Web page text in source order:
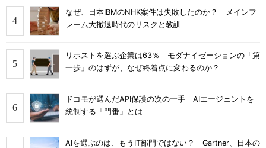
なぜ、日本IBMのNHK案件は失敗したのか？ メインフ
レーム大撤退時代のリスクと教訓
リホストを選ぶ企業は63％ モダナイゼーションの「第
一歩」のはずが、なぜ終着点に変わるのか？
ドコモが選んだAPI保護の次の一手 AIエージェントを
統制する「門番」とは
AIを選ぶのは、もうIT部門ではない？ Gartner、日本の